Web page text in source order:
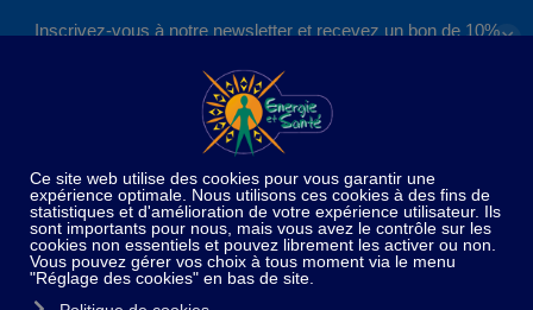
Inscrivez-vous à notre newsletter et recevez un bon de 10%
S'inscrire
✕